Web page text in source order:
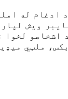
ادغام له
اشخاصو